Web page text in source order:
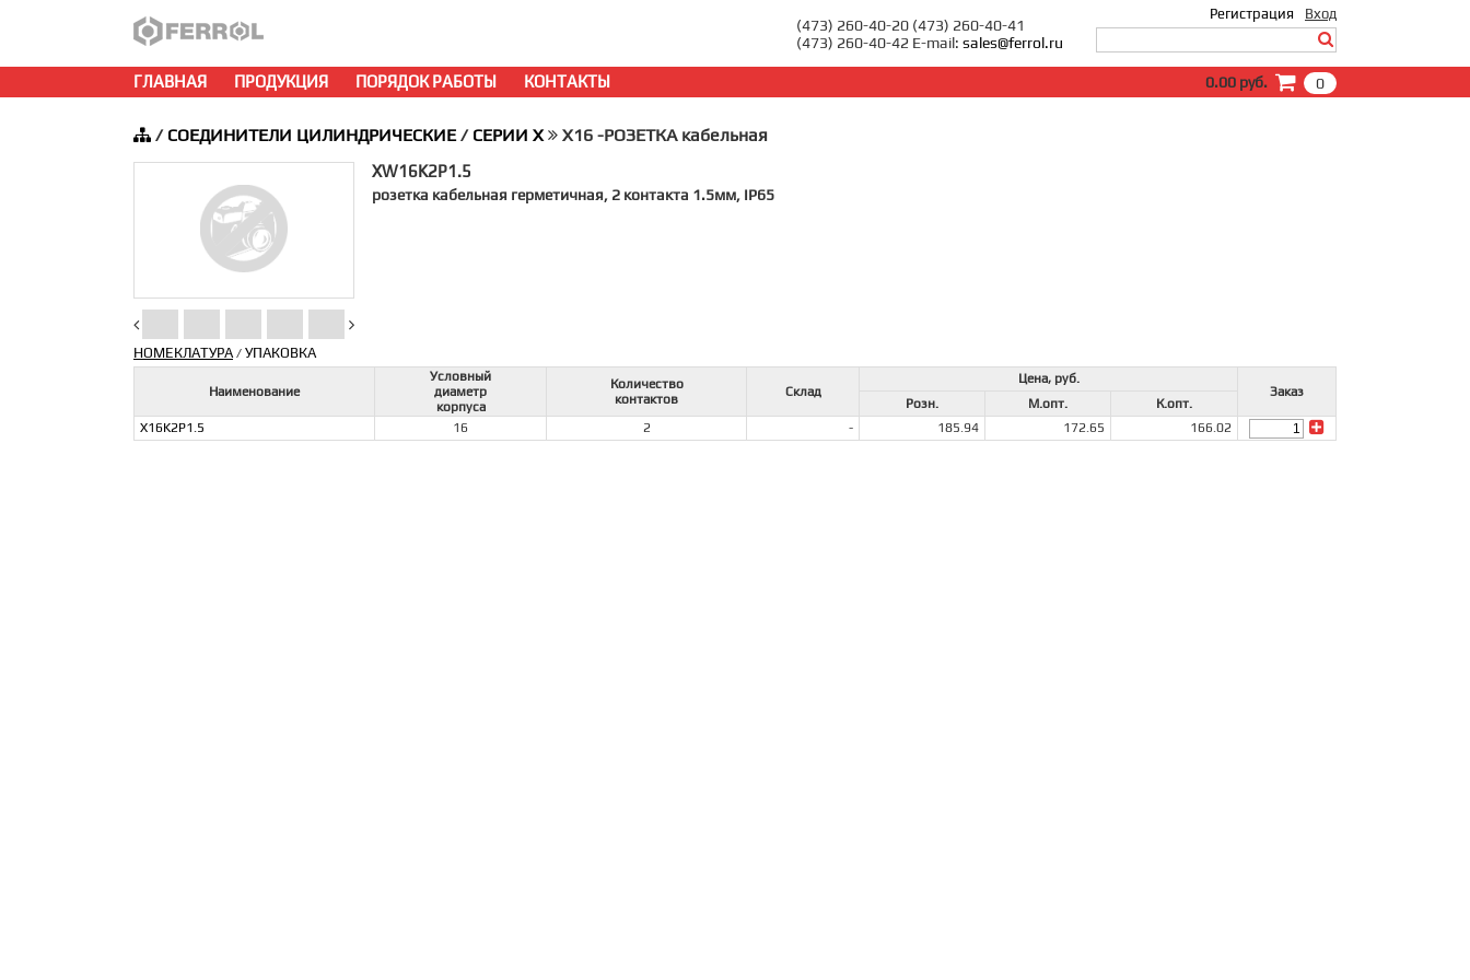
Вход
Регистрация
(473) 260-40-20 (473) 260-40-41
(473) 260-40-42 E-mail: sales@ferrol.ru
ГЛАВНАЯ ПРОДУКЦИЯ ПОРЯДОК РАБОТЫ КОНТАКТЫ 0
0.00 руб.
/ СОЕДИНИТЕЛИ ЦИЛИНДРИЧЕСКИЕ/ СЕРИИ X X16 -РОЗЕТКА кабельная
XW16K2P1.5
розетка кабельная герметичная, 2 контакта 1.5мм, IP65
НОМЕКЛАТУРА/ УПАКОВКА
Наименование
Условный
диаметр
корпуса
Количество
контактов
Склад
Цена, руб.
Заказ
Розн. М.опт.
К.опт.
X16K2P1.5
16 2 - 185.94 172.65 166.02